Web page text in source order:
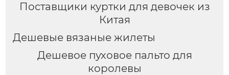
Поставщики куртки для девочек из
Китая
Дешевые вязаные жилеты
Дешевое пуховое пальто для
королевы